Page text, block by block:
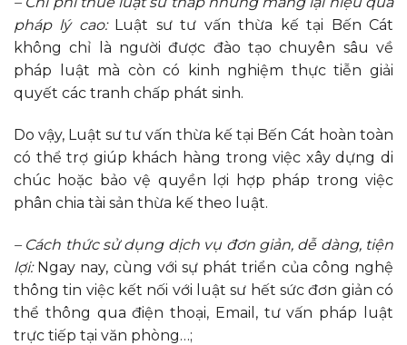
pháp lý cao: Luật sư tư vấn thừa kế tại Bến Cát
không chỉ là người được đào tạo chuyên sâu về
pháp luật mà còn có kinh nghiệm thực tiễn giải
quyết các tranh chấp phát sinh.
Do vậy, Luật sư tư vấn thừa kế tại Bến Cát hoàn toàn
có thể trợ giúp khách hàng trong việc xây dựng di
chúc hoặc bảo vệ quyền lợi hợp pháp trong việc
phân chia tài sản thừa kế theo luật.
– Cách thức sử dụng dịch vụ đơn giản, dễ dàng, tiện
lợi:Ngay nay, cùng với sự phát triển của công nghệ
thông tin việc kết nối với luật sư hết sức đơn giản có
thể thông qua điện thoại, Email, tư vấn pháp luật
trực tiếp tại văn phòng…;